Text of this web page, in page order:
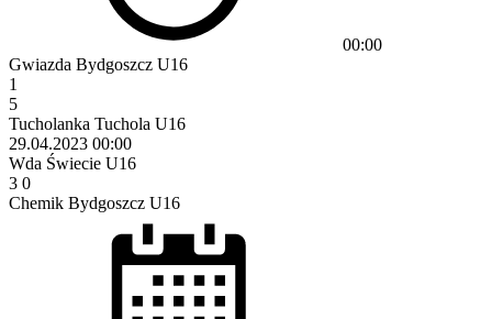
00:00
Gwiazda Bydgoszcz U16
1
5
Tucholanka Tuchola U16
29.04.2023 00:00
Wda Świecie U16
3 0
Chemik Bydgoszcz U16